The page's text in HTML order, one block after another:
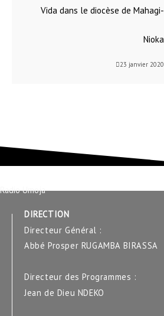
Vida dans le diocèse de Mahagi-
Nioka
23 janvier 2020
Radio Umoja
DIRECTION
Directeur Général :
Abbé Prosper RUGAMBA BIRASSA
Directeur des Programmes :
Jean de Dieu NDEKO